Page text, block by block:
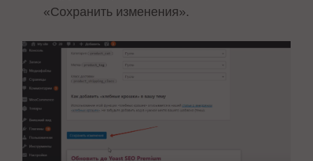
«Сохранить изменения».